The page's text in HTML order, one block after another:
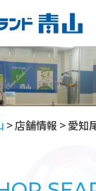
>店舗情報 >愛知